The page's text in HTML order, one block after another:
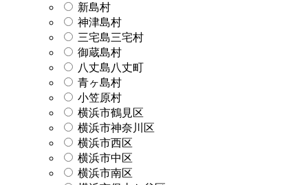
新島村
神津島村
三宅島三宅村
御蔵島村
八丈島八丈町
青ヶ島村
小笠原村
横浜市鶴見区
横浜市神奈川区
横浜市西区
横浜市中区
横浜市南区